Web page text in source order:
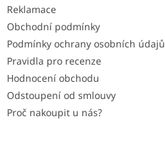
Reklamace
Obchodní podmínky
Podmínky ochrany osobních údajů
Pravidla pro recenze
Hodnocení obchodu
Odstoupení od smlouvy
Proč nakoupit u nás?